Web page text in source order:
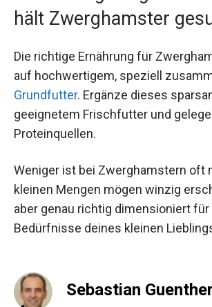
hält Zwerghamster
Die richtige Ernährung für
auf hochwertigem, speziell
Grundfutter. Ergänze dieses
geeignetem Frischfutter und
Proteinquellen.
Weniger ist bei Zwerghamstern oft
kleinen Mengen mögen winzig
aber genau richtig dimensioniert für
Bedürfnisse deines kleinen
Sebastian Guenther